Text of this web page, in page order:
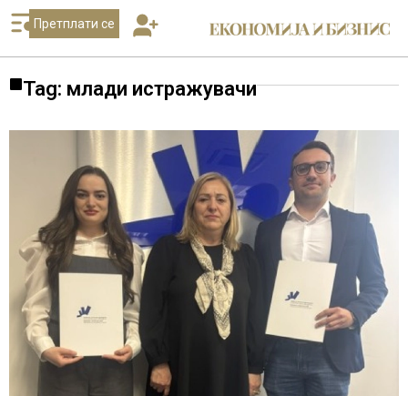
Претплати се
Tag: млади истражувачи